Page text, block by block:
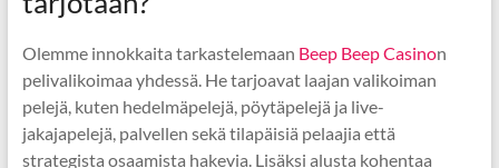
Olemme innokkaita tarkastelemaan Beep Beep Casinon
pelivalikoimaa yhdessä. He tarjoavat laajan valikoiman
pelejä, kuten hedelmäpelejä, pöytäpelejä ja live-
jakajapelejä, palvellen sekä tilapäisiä pelaajia että
strategista osaamista hakevia. Lisäksi alusta kohentaa